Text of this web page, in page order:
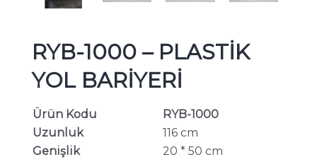
RYB-1000 – PLASTİK
YOL BARİYERİ
Ürün Kodu
RYB-1000
Uzunluk
116 cm
Genişlik
20 * 50 cm